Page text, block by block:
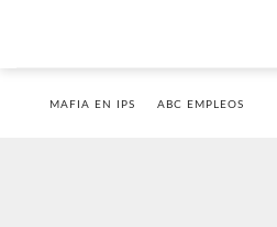
MAFIA EN IPS ABC EMPLEOS